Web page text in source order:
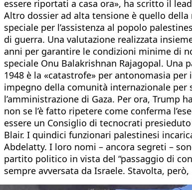
essere riportati a casa ora», ha scritto il
Altro dossier ad alta tensione è quello
speciale per l’assistenza al popolo
di guerra. Una valutazione realizzata
anni per garantire le condizioni minime di
speciale Onu Balakrishnan Rajagopal. Una
1948 è la «catastrofe» per antonomasia
impegno della comunità internazionale per
l’amministrazione di Gaza. Per ora, Trump
non se l’è fatto ripetere come conferma
essere un Consiglio di tecnocrati
Blair. I quindici funzionari palestinesi
Abdelatty. I loro nomi – ancora segreti –
partito politico in vista del “passaggio di
sempre avversata da Israele. Stavolta,